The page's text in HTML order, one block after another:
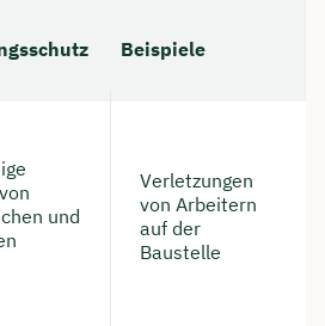
Beispiele
und
Verletzungen
von Arbeitern
auf der
Baustelle